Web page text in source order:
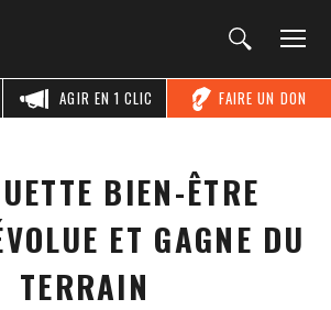
FAIRE UN DON
AGIR EN 1 CLIC
BIEN-ÊTRE
ET GAGNE DU
TERRAIN